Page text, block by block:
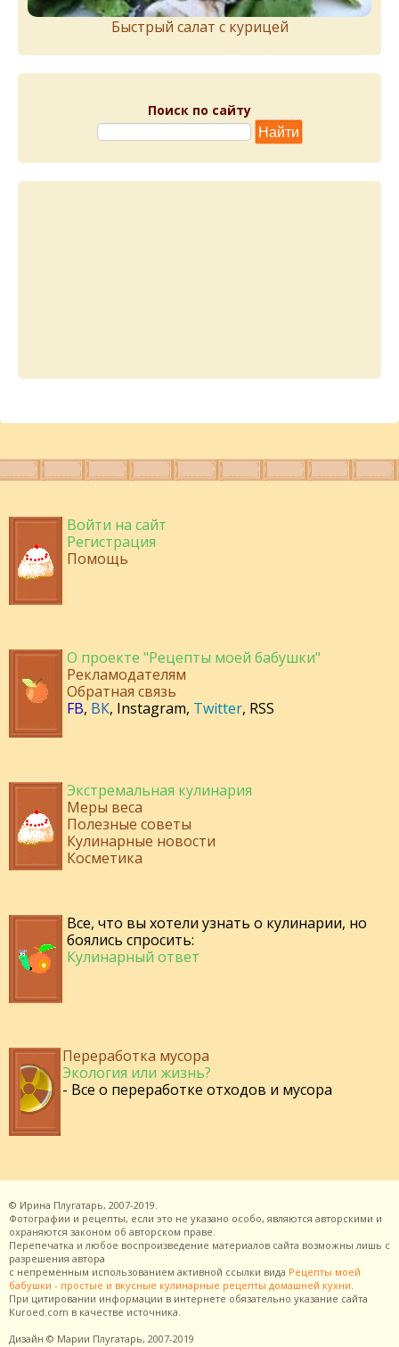
Быстрый салат с курицей
Поиск по сайту
Войти на сайт
Регистрация
Помощь
О проекте "Рецепты моей бабушки"
Рекламодателям
Обратная связь
FB, ВК, Instagram, Twitter, RSS
Экстремальная кулинария
Меры веса
Полезные советы
Кулинарные новости
Косметика
Все, что вы хотели узнать о кулинарии, но
боялись спросить:
Кулинарный ответ
Переработка мусора
Экология или жизнь?
- Все о переработке отходов и мусора
© Ирина Плугатарь, 2007-2019.
Фотографии и рецепты, если это не указано особо, являются авторскими и
охраняются законом об авторском праве.
Перепечатка и любое воспроизведение материалов сайта возможны лишь с
разрешения автора
с непременным использованием активной ссылки вида Рецепты моей
бабушки - простые и вкусные кулинарные рецепты домашней кухни.
При цитировании информации в интернете обязательно указание сайта
Kuroed.com в качестве источника.
Дизайн © Марии Плугатарь, 2007-2019